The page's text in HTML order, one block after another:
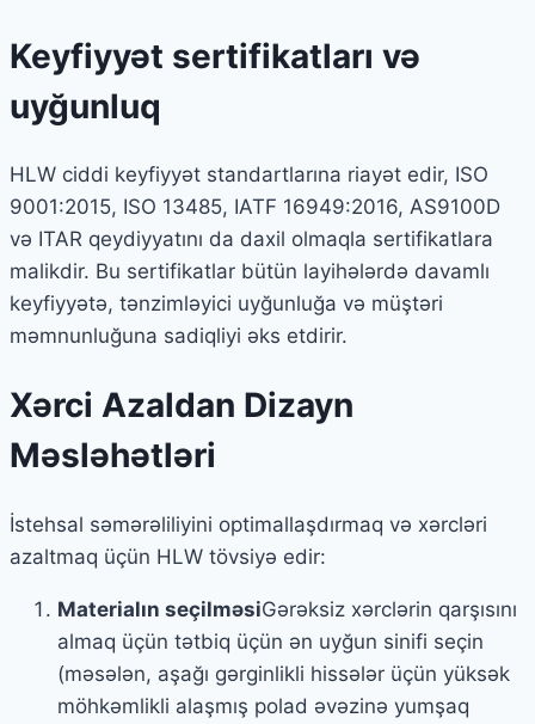
Keyfiyyət sertifikatları və
uyğunluq
HLW ciddi keyfiyyət standartlarına riayət edir, ISO
9001:2015, ISO 13485, IATF 16949:2016, AS9100D
və ITAR qeydiyyatını da daxil olmaqla sertifikatlara
malikdir. Bu sertifikatlar bütün layihələrdə davamlı
keyfiyyətə, tənzimləyici uyğunluğa və müştəri
məmnunluğuna sadiqliyi əks etdirir.
Xərci Azaldan Dizayn
Məsləhətləri
İstehsal səmərəliliyini optimallaşdırmaq və xərcləri
azaltmaq üçün HLW tövsiyə edir:
Materialın seçilməsiGərəksiz xərclərin qarşısını
almaq üçün tətbiq üçün ən uyğun sinifi seçin
(məsələn, aşağı gərginlikli hissələr üçün yüksək
möhkəmlikli alaşmış polad əvəzinə yumşaq